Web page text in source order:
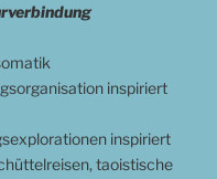
inspiriert
inspiriert
taoistische